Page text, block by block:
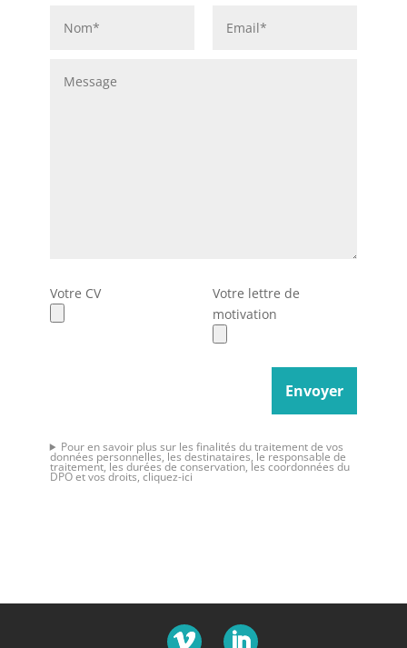
Votre CV
Votre lettre de
motivation
Pour en savoir plus sur les finalités du traitement de vos
données personnelles, les destinataires, le responsable de
traitement, les durées de conservation, les coordonnées du
DPO et vos droits, cliquez-ici